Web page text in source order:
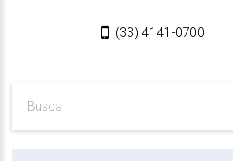
(33) 4141-0700